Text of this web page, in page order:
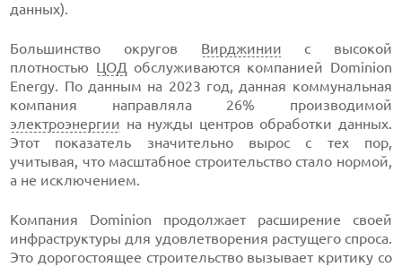
данных).
Большинство округов Вирджинии с высокой
плотностью ЦОД обслуживаются компанией Dominion
Energy. По данным на 2023 год, данная коммунальная
компания направляла 26% производимой
электроэнергии на нужды центров обработки данных.
Этот показатель значительно вырос с тех пор,
учитывая, что масштабное строительство стало нормой,
а не исключением.
Компания Dominion продолжает расширение своей
инфраструктуры для удовлетворения растущего спроса.
Это дорогостоящее строительство вызывает критику со